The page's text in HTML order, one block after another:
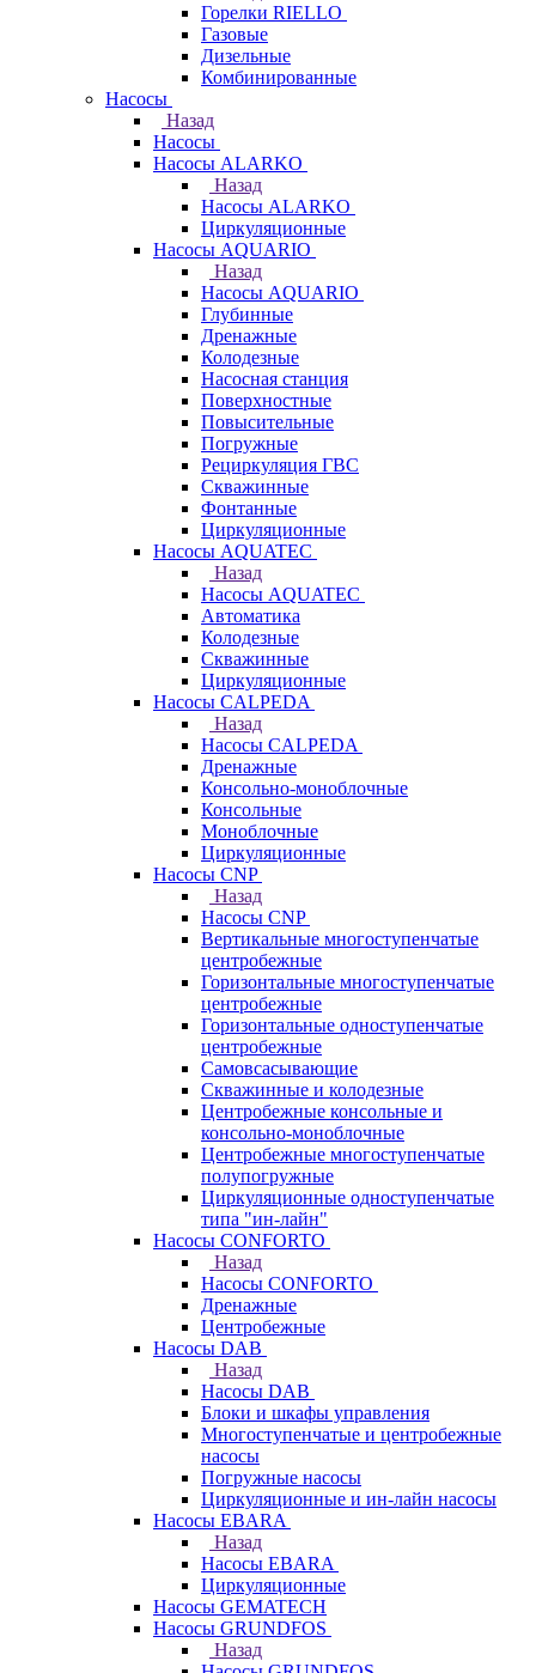
Горелки RIELLO
Газовые
Дизельные
Комбинированные
Насосы
Назад
Насосы
Насосы ALARKO
Назад
Насосы ALARKO
Циркуляционные
Насосы AQUARIO
Назад
Насосы AQUARIO
Глубинные
Дренажные
Колодезные
Насосная станция
Поверхностные
Повысительные
Погружные
Рециркуляция ГВС
Скважинные
Фонтанные
Циркуляционные
Насосы AQUATEC
Назад
Насосы AQUATEC
Автоматика
Колодезные
Скважинные
Циркуляционные
Насосы CALPEDA
Назад
Насосы CALPEDA
Дренажные
Консольно-моноблочные
Консольные
Моноблочные
Циркуляционные
Насосы CNP
Назад
Насосы CNP
Вертикальные многоступенчатые
центробежные
Горизонтальные многоступенчатые
центробежные
Горизонтальные одноступенчатые
центробежные
Самовсасывающие
Скважинные и колодезные
Центробежные консольные и
консольно-моноблочные
Центробежные многоступенчатые
полупогружные
Циркуляционные одноступенчатые
типа "ин-лайн"
Насосы CONFORTO
Назад
Насосы CONFORTO
Дренажные
Центробежные
Насосы DAB
Назад
Насосы DAB
Блоки и шкафы управления
Многоступенчатые и центробежные
насосы
Погружные насосы
Циркуляционные и ин-лайн насосы
Насосы EBARA
Назад
Насосы EBARA
Циркуляционные
Насосы GEMATECH
Насосы GRUNDFOS
Назад